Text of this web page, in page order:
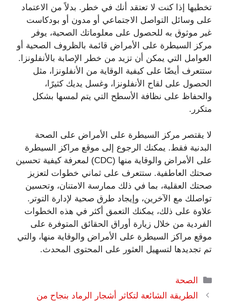
تخطيها إذا كنت لا تعتقد أنك في خطر. بدلاً من الاعتماد
على وسائل التواصل الاجتماعي أو مدون أو بودكاست
غير موثوق به للحصول على معلوماتك الصحية، يوفر
مركز السيطرة على الأمراض قائمة بالظروف الصحية أو
العوامل التي يمكن أن تزيد من خطر الإصابة بالأنفلونزا.
ستتعرف أيضًا على كيفية الوقاية من الأنفلونزا، مثل
الحصول على لقاح الأنفلونزا، وغسل يديك كثيرًا،
والحفاظ على نظافة الأسطح التي يتم لمسها بشكل
متكرر.
لا يقتصر مركز السيطرة على الأمراض على الصحة
البدنية فقط. يمكنك الرجوع إلى موقع مراكز السيطرة
على الأمراض والوقاية منها (CDC) لمعرفة كيفية تحسين
صحتك العاطفية. ستتعرف على ثماني خطوات لتعزيز
صحتك العقلية، بما في ذلك ممارسة الامتنان، وتحسين
تواصلك مع الآخرين، وإيجاد طرق صحية لإدارة التوتر.
علاوة على ذلك، يمكنك التعمق أكثر في هذه الخطوات
الفردية من خلال زيارة أوراق الحقائق المتوفرة على
موقع مراكز السيطرة على الأمراض والوقاية منها، والتي
تم تجديدها لتسهيل العثور على المحتوى المحدث.
التصنيفات
الصحة
الطريقة الشائعة لتكاثر أشجار الرماد بنجاح من